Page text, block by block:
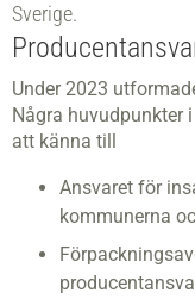
Sverige.
Under 2023
Några huvudpunkter
att känna till
Ansvaret för
kommunerna